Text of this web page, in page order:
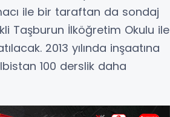
ile bir taraftan da sondaj
Taşburun İlköğretim Okulu ile
2013 yılında inşaatına
100 derslik daha